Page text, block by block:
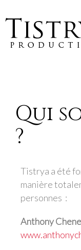
Qui
?
Tistrya a été
manière
personnes :
Anthony Chene